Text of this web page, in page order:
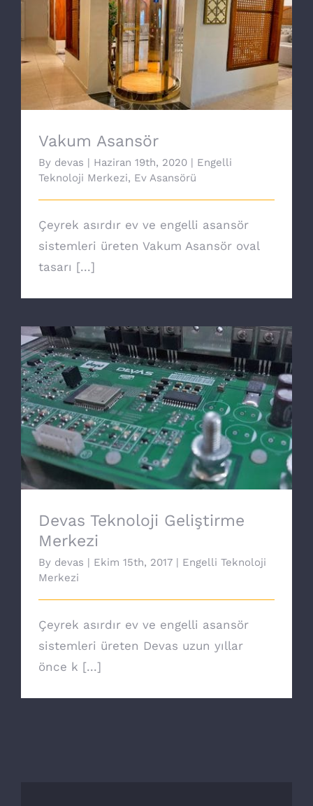
Vakum Asansör
Vakum Asansör
By devas | Haziran 19th, 2020 | Engelli
Teknoloji Merkezi, Ev Asansörü
Çeyrek asırdır ev ve engelli asansör
sistemleri üreten Vakum Asansör oval
tasarı [...]
Devas Teknoloji Geliştirme Merkezi
Devas Teknoloji Geliştirme
Merkezi
By devas | Ekim 15th, 2017 | Engelli Teknoloji
Merkezi
Çeyrek asırdır ev ve engelli asansör
sistemleri üreten Devas uzun yıllar
önce k [...]